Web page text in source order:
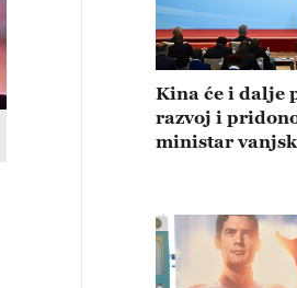
Kina će i dalje
razvoj i
ministar